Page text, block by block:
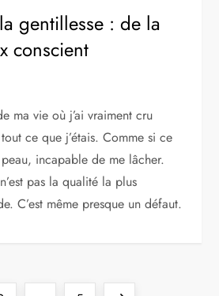
gentillesse : de la
conscient
ma vie où j’ai vraiment cru
ce que j’étais. Comme si ce
incapable de me lâcher.
pas la qualité la plus
C’est même presque un défaut.